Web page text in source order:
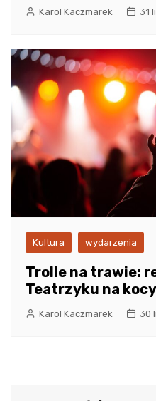
Karol Kaczmarek 31
Kultura wydarzenia
Trolle na trawie:
Teatrzyku na
Karol Kaczmarek 30